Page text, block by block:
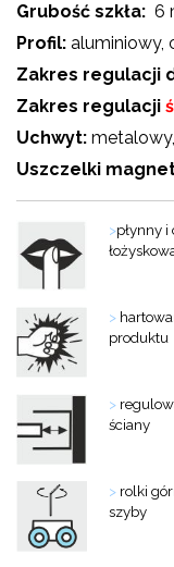
Grubość szkła: 6
Profil: aluminiowy,
Zakres regulacji
Zakres regulacji
Uchwyt:
Uszczelki
>płynny
>
produktu
>
ściany
> rolki
szyby